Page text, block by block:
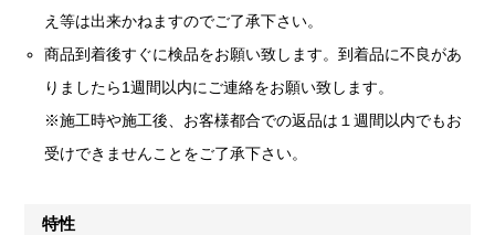
え等は出来かねますのでご了承下さい。
商品到着後すぐに検品をお願い致します。到着品に不良があ
りましたら1週間以内にご連絡をお願い致します。
※施工時や施工後、お客様都合での返品は１週間以内でもお
受けできませんことをご了承下さい。
特性